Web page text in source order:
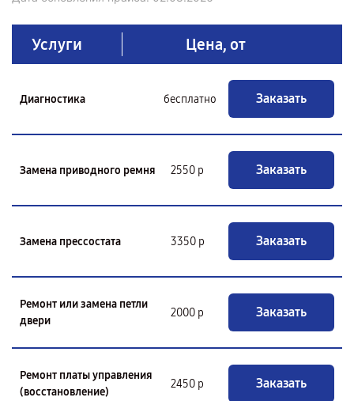
Услуги Цена, от
Диагностика бесплатно Заказать
Замена приводного ремня 2550 р Заказать
Замена прессостата 3350 р Заказать
Ремонт или замена петли
двери
2000 р Заказать
Ремонт платы управления
(восстановление)
2450 р Заказать